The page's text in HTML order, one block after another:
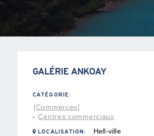
GALÉRIE ANKOAY
CATÉGORIE:
[Commerces]
- Centres commerciaux
LOCALISATION: Hell-ville